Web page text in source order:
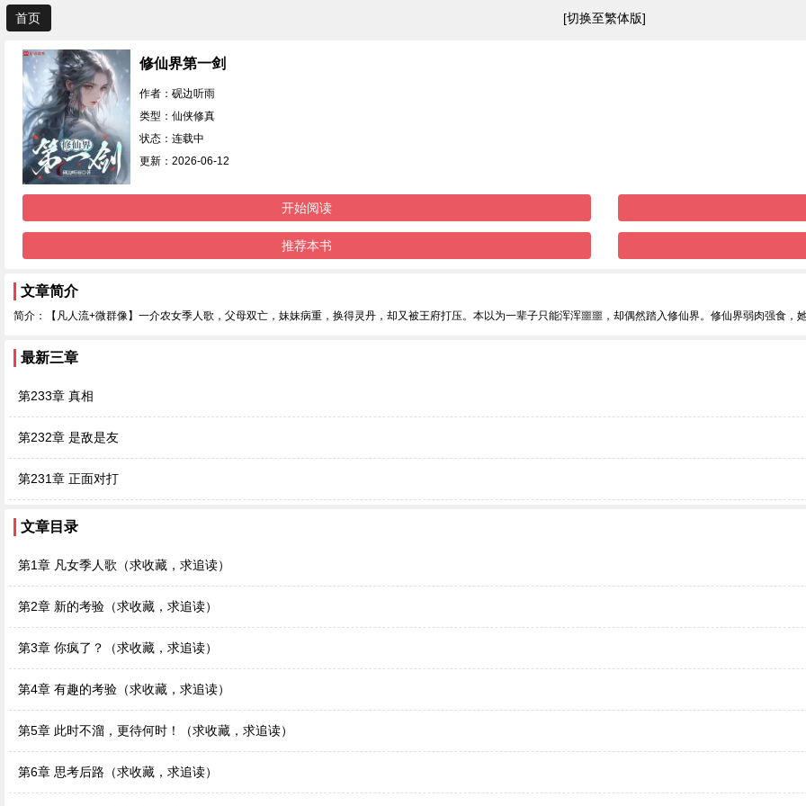
首页 [切换至繁体版]
修仙界第一剑
作者：砚边听雨
类型：仙侠修真
状态：连载中
更新：2026-06-12
开始阅读
推荐本书
文章简介
简介：【凡人流+微群像】一介农女季人歌，父母双亡，妹妹病重，换得灵丹，却又被王府打压。本以为一辈子只能浑浑噩噩，却偶然踏入修仙界。修仙界弱肉强食
最新三章
第233章 真相
第232章 是敌是友
第231章 正面对打
文章目录
第1章 凡女季人歌（求收藏，求追读）
第2章 新的考验（求收藏，求追读）
第3章 你疯了？（求收藏，求追读）
第4章 有趣的考验（求收藏，求追读）
第5章 此时不溜，更待何时！（求收藏，求追读）
第6章 思考后路（求收藏，求追读）